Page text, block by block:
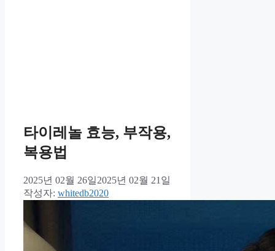
타이레놀 효능, 부작용,
복용법
2025년 02월 26일2025년 02월 21일
작성자: whitedb2020